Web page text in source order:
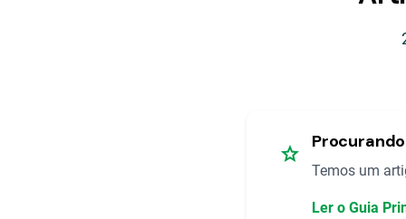
star
Temos um
Ler o Guia